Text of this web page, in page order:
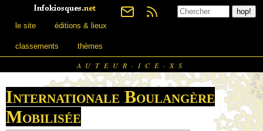
le site éditions & lieux
classements thèmes
AUTEUR·ICE·XS
Internationale Boulangère
Mobilisée